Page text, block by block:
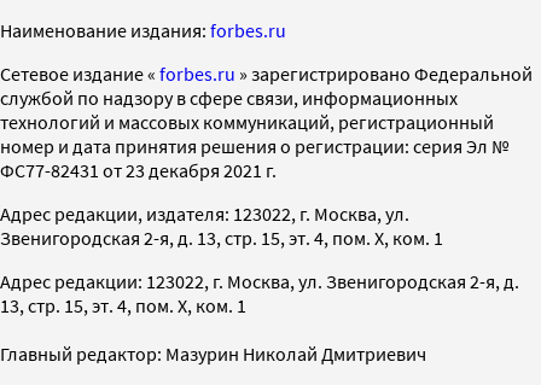
Наименование издания: forbes.ru
Cетевое издание « forbes.ru » зарегистрировано Федеральной
службой по надзору в сфере связи, информационных
технологий и массовых коммуникаций, регистрационный
номер и дата принятия решения о регистрации: серия Эл №
ФС77-82431 от 23 декабря 2021 г.
Адрес редакции, издателя: 123022, г. Москва, ул.
Звенигородская 2-я, д. 13, стр. 15, эт. 4, пом. X, ком. 1
Адрес редакции: 123022, г. Москва, ул. Звенигородская 2-я, д.
13, стр. 15, эт. 4, пом. X, ком. 1
Главный редактор: Мазурин Николай Дмитриевич